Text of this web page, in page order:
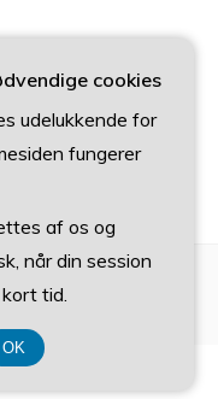
cookies
udelukkende for
fungerer
af os og
når din session
tid.
OK